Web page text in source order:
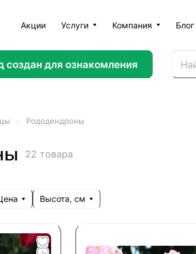
Акции Услуги Компания Блог
создан для ознакомления
Рододендроны
22 товара
Высота, см